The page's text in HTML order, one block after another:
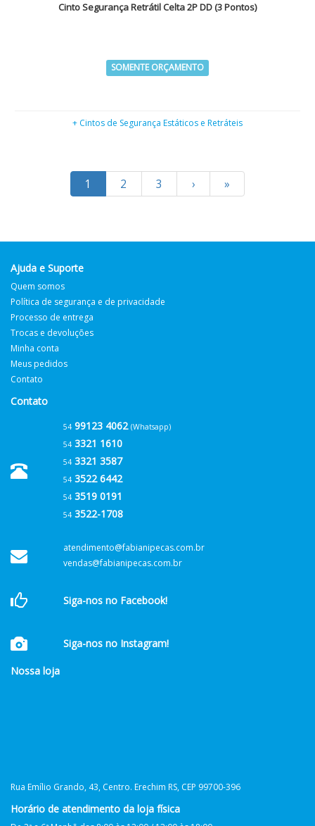
Cinto Segurança Retrátil Celta 2P DD (3 Pontos)
SOMENTE ORÇAMENTO
+ Cintos de Segurança Estáticos e Retráteis
1 2 3 › »
Ajuda e Suporte
Quem somos
Política de segurança e de privacidade
Processo de entrega
Trocas e devoluções
Minha conta
Meus pedidos
Contato
Contato
5499123 4062 (Whatsapp)
543321 1610
543321 3587
543522 6442
543519 0191
543522-1708
atendimento@fabianipecas.com.br
vendas@fabianipecas.com.br
Siga-nos no Facebook!
Siga-nos no Instagram!
Nossa loja
Rua Emílio Grando, 43, Centro. Erechim RS, CEP 99700-396
Horário de atendimento da loja física